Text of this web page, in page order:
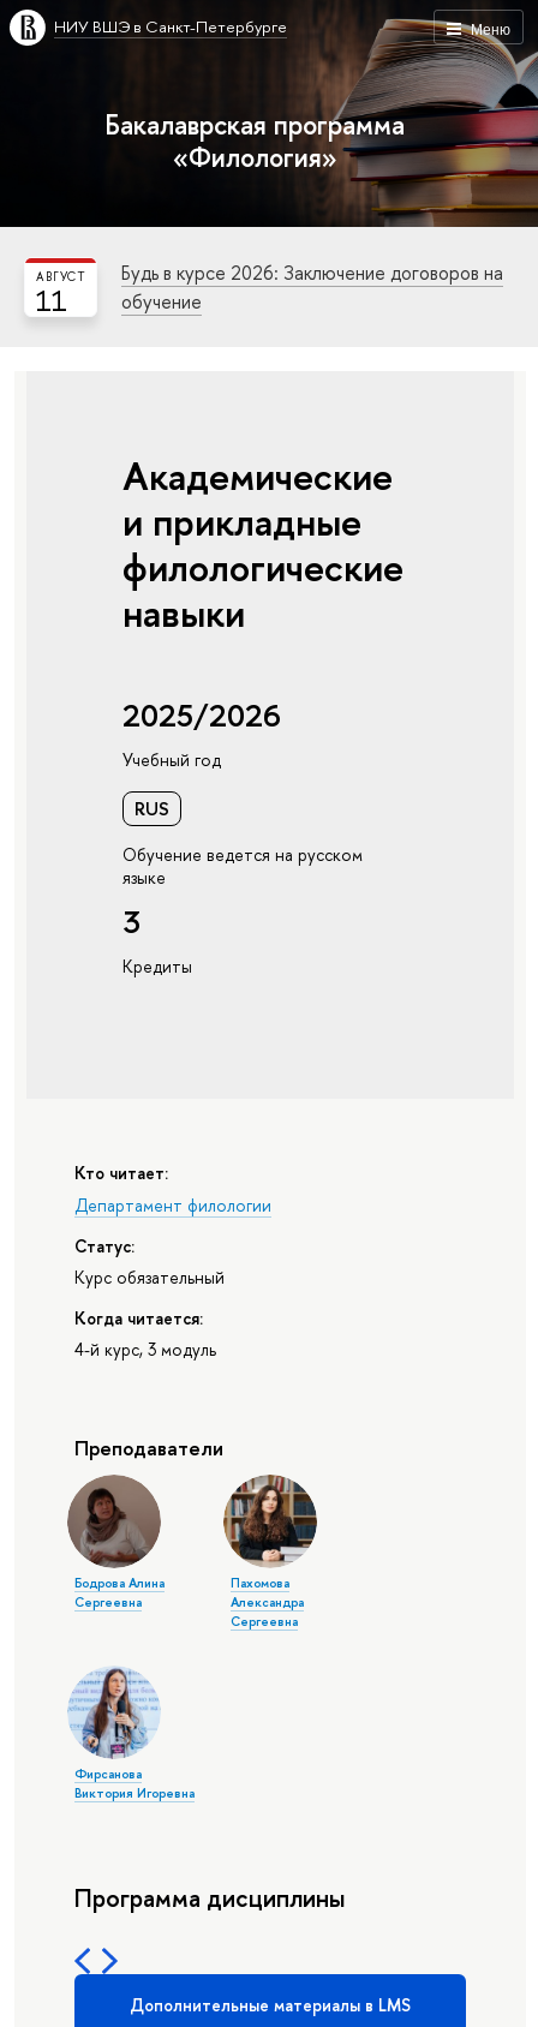
Меню
НИУ ВШЭ в Санкт-Петербурге
Бакалаврская программа
«Филология»
11
АВГУСТ
Будь в курсе 2026: Заключение договоров на
обучение
Академические
и прикладные
филологические
навыки
2025/2026
Учебный год
RUS
Обучение ведется на русском
языке
3
Кредиты
Кто читает:
Департамент филологии
Статус:
Курс обязательный
Когда читается:
4-й курс, 3 модуль
Преподаватели
Бодрова Алина
Сергеевна
Пахомова
Александра
Сергеевна
Фирсанова
Виктория Игоревна
Программа дисциплины
Дополнительные материалы в LMS